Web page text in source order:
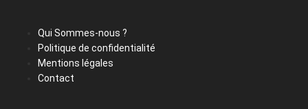
Qui Sommes-nous ?
Politique de confidentialité
Mentions légales
Contact